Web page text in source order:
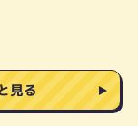
見る